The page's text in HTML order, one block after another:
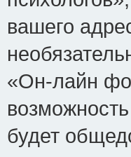
вашего
«Он-лайн
будет